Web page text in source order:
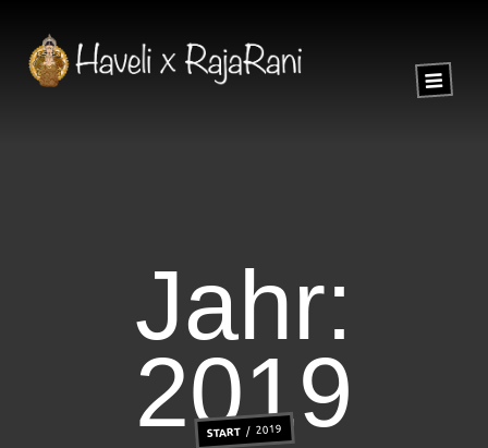
Jahr:
2019
START 2019